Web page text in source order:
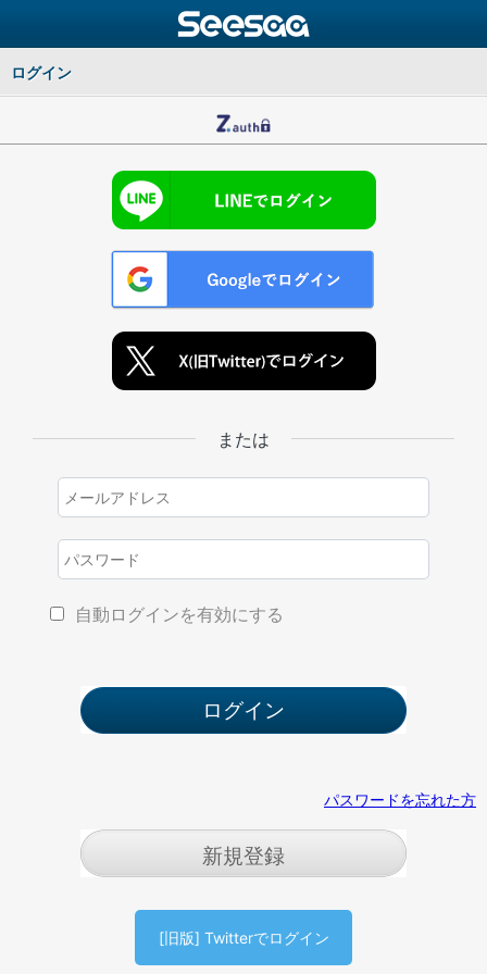
ログイン
または
自動ログインを有効にする
パスワードを忘れた方
新規登録
[旧版] Twitterでログイン